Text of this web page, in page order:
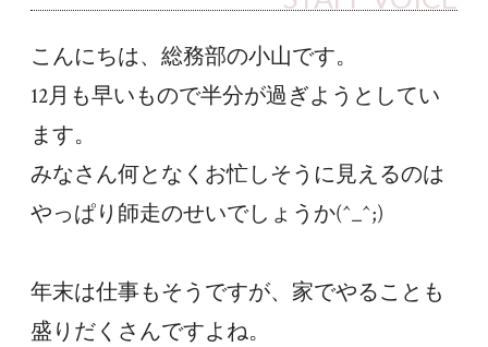
こんにちは、総務部の小山です。
12月も早いもので半分が過ぎようとしてい
ます。
みなさん何となくお忙しそうに見えるのは
やっぱり師走のせいでしょうか(^_^;)
年末は仕事もそうですが、家でやることも
盛りだくさんですよね。